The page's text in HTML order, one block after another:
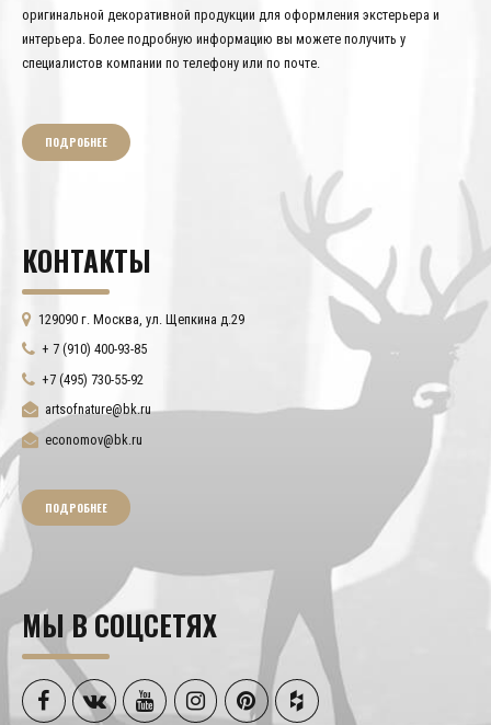
оригинальной декоративной продукции для оформления экстерьера и
интерьера. Более подробную информацию вы можете получить у
специалистов компании по телефону или по почте.
ПОДРОБНЕЕ
КОНТАКТЫ
129090 г. Москва, ул. Щепкина д.29
+ 7 (910) 400-93-85
+7 (495) 730-55-92
artsofnature@bk.ru
economov@bk.ru
ПОДРОБНЕЕ
МЫ В СОЦСЕТЯХ